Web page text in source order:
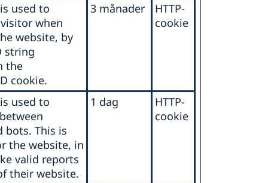
used to
when
website, by
string
the
cookie.
3 månader
HTTP-
cookie
used to
bots. This is
the website, in
valid reports
their website.
1 dag
HTTP-
cookie